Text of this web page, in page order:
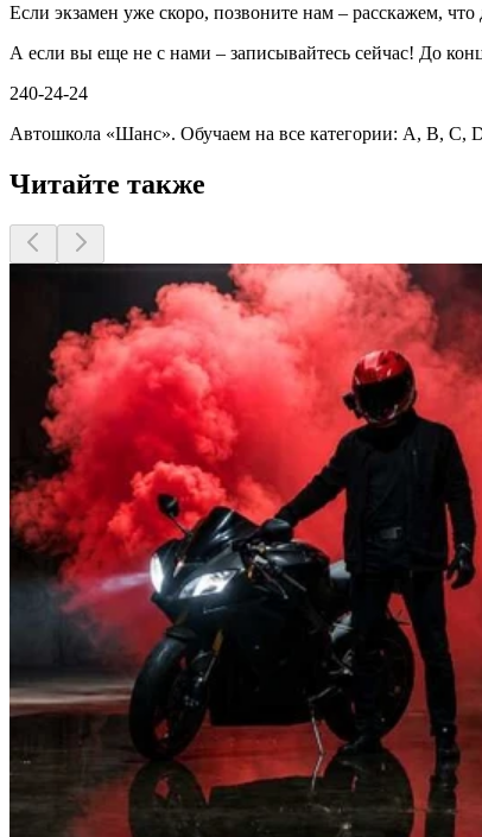
Если экзамен уже скоро, позвоните нам – расскажем,
А если вы еще не с нами – записывайтесь сейчас! До
240-24-24
Автошкола «Шанс». Обучаем на все категории: А, В, С,
Читайте также